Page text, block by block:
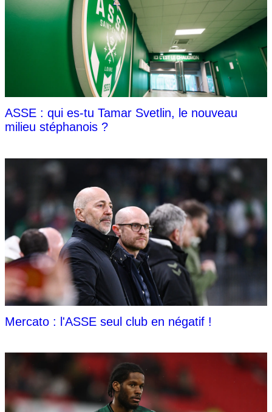
ASSE : qui es-tu Tamar Svetlin, le nouveau
milieu stéphanois ?
Mercato : l'ASSE seul club en négatif !